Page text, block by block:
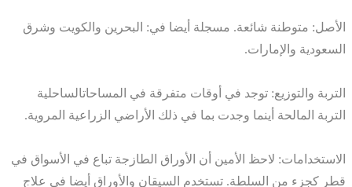
الأصل: متوطنة شائعة. مسجلة أيضا في: البحرين والكويت وشرق
السعودية والإمارات.
التربة والتوزيع: توجد في أوقات متفرقة في المساحاتالساحلية
التربة المالحة أينما وجدت بما في ذلك الأراضي الزراعية المروية.
الاستخدامات: لاحظ الأمين أن الأوراق الطازجة تباع في الأسواق في
قطر كجزء من السلطة. تستخدم السيقان والأوراق أيضا في علاج